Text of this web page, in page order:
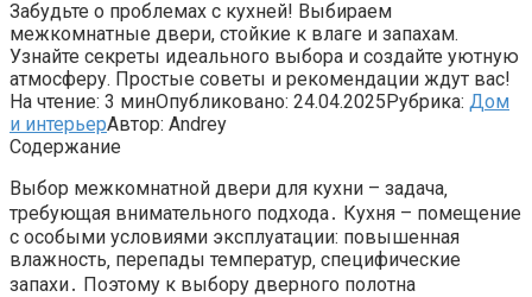
Забудьте о проблемах с кухней! Выбираем
межкомнатные двери, стойкие к влаге и запахам.
Узнайте секреты идеального выбора и создайте уютную
атмосферу. Простые советы и рекомендации ждут вас!
На чтение: 3 минОпубликовано: 24.04.2025Рубрика: Дом
и интерьерАвтор: Andrey
Содержание
Выбор межкомнатной двери для кухни – задача‚
требующая внимательного подхода․ Кухня – помещение
с особыми условиями эксплуатации: повышенная
влажность‚ перепады температур‚ специфические
запахи․ Поэтому к выбору дверного полотна